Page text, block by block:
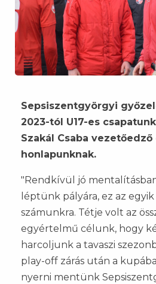
Sepsiszentgyörgyi
2023-tól U17-es
Szakál Csaba
honlapunknak.
"Rendkívül jó
léptünk pályára, ez az
számunkra. Tétje volt az
egyértelmű célunk, hogy
harcoljunk a tavaszi
play-off zárás után a
nyerni mentünk